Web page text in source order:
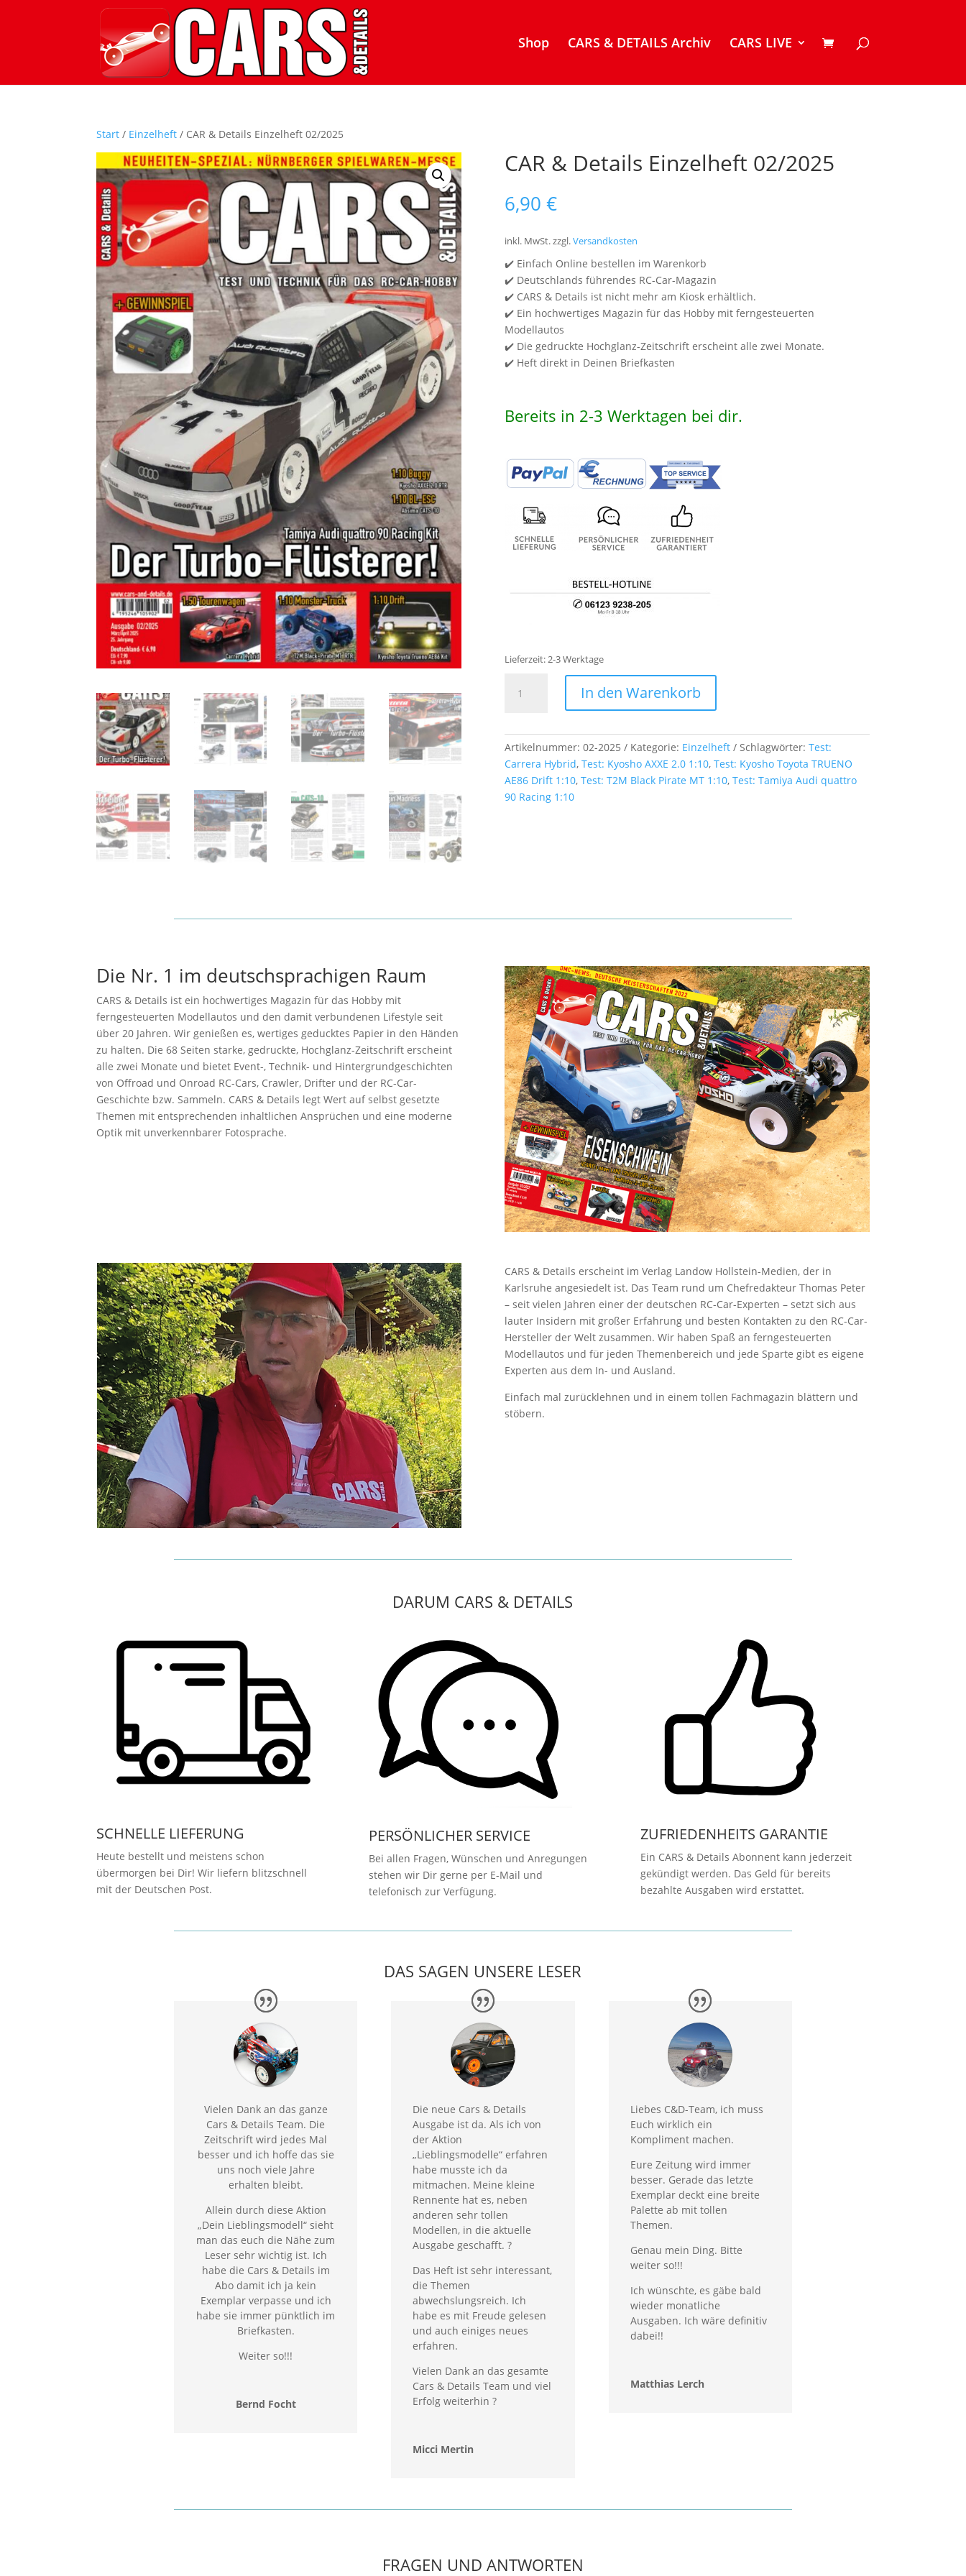
Shop CARS & DETAILS Archiv CARS LIVE
Start / Einzelheft / CAR & Details Einzelheft 02/2025
CAR & Details Einzelheft 02/2025
6,90 €
inkl. MwSt. zzgl.Versandkosten
✔️ Einfach Online bestellen im Warenkorb
✔️ Deutschlands führendes RC-Car-Magazin
✔️ CARS & Details ist nicht mehr am Kiosk erhältlich.
✔️ Ein hochwertiges Magazin für das Hobby mit ferngesteuerten
Modellautos
✔️ Die gedruckte Hochglanz-Zeitschrift erscheint alle zwei Monate.
✔️ Heft direkt in Deinen Briefkasten
Bereits in 2-3 Werktagen bei dir.
Lieferzeit:2-3 Werktage
02/2025
Menge
In den Warenkorb
Artikelnummer: 02-2025 Kategorie: Einzelheft Schlagwörter: Test:
Carrera Hybrid, Test: Kyosho AXXE 2.0 1:10, Test: Kyosho Toyota TRUENO
AE86 Drift 1:10, Test: T2M Black Pirate MT 1:10, Test: Tamiya Audi quattro
90 Racing 1:10
Die Nr. 1 im deutschsprachigen Raum
CARS & Details ist ein hochwertiges Magazin für das Hobby mit
ferngesteuerten Modellautos und den damit verbundenen Lifestyle seit
über 20 Jahren. Wir genießen es, wertiges geducktes Papier in den Händen
zu halten. Die 68 Seiten starke, gedruckte, Hochglanz-Zeitschrift erscheint
alle zwei Monate und bietet Event-, Technik- und Hintergrundgeschichten
von Offroad und Onroad RC-Cars, Crawler, Drifter und der RC-Car-
Geschichte bzw. Sammeln. CARS & Details legt Wert auf selbst gesetzte
Themen mit entsprechenden inhaltlichen Ansprüchen und eine moderne
Optik mit unverkennbarer Fotosprache.
CARS & Details erscheint im Verlag Landow Hollstein-Medien, der in
Karlsruhe angesiedelt ist. Das Team rund um Chefredakteur Thomas Peter
– seit vielen Jahren einer der deutschen RC-Car-Experten – setzt sich aus
lauter Insidern mit großer Erfahrung und besten Kontakten zu den RC-Car-
Hersteller der Welt zusammen. Wir haben Spaß an ferngesteuerten
Modellautos und für jeden Themenbereich und jede Sparte gibt es eigene
Experten aus dem In- und Ausland.
Einfach mal zurücklehnen und in einem tollen Fachmagazin blättern und
stöbern.
DARUM CARS & DETAILS
SCHNELLE LIEFERUNG
Heute bestellt und meistens schon
übermorgen bei Dir! Wir liefern blitzschnell
mit der Deutschen Post.
PERSÖNLICHER SERVICE
Bei allen Fragen, Wünschen und Anregungen
stehen wir Dir gerne per E-Mail und
telefonisch zur Verfügung.
ZUFRIEDENHEITS GARANTIE
Ein CARS & Details Abonnent kann jederzeit
gekündigt werden. Das Geld für bereits
bezahlte Ausgaben wird erstattet.
DAS SAGEN UNSERE LESER
Vielen Dank an das ganze
Cars & Details Team. Die
Zeitschrift wird jedes Mal
besser und ich hoffe das sie
uns noch viele Jahre
erhalten bleibt.
Allein durch diese Aktion
„Dein Lieblingsmodell“ sieht
man das euch die Nähe zum
Leser sehr wichtig ist. Ich
habe die Cars & Details im
Abo damit ich ja kein
Exemplar verpasse und ich
habe sie immer pünktlich im
Briefkasten.
Weiter so!!!
Bernd Focht
Die neue Cars & Details
Ausgabe ist da. Als ich von
der Aktion
„Lieblingsmodelle“ erfahren
habe musste ich da
mitmachen. Meine kleine
Rennente hat es, neben
anderen sehr tollen
Modellen, in die aktuelle
Ausgabe geschafft. ?
Das Heft ist sehr interessant,
die Themen
abwechslungsreich. Ich
habe es mit Freude gelesen
und auch einiges neues
erfahren.
Vielen Dank an das gesamte
Cars & Details Team und viel
Erfolg weiterhin ?
Micci Mertin‎
Liebes C&D-Team, ich muss
Euch wirklich ein
Kompliment machen.
Eure Zeitung wird immer
besser. Gerade das letzte
Exemplar deckt eine breite
Palette ab mit tollen
Themen.
Genau mein Ding. Bitte
weiter so!!!
Ich wünschte, es gäbe bald
wieder monatliche
Ausgaben. Ich wäre definitiv
dabei!!
Matthias Lerch
FRAGEN UND ANTWORTEN